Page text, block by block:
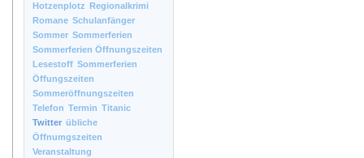
Hotzenplotz Regionalkrimi
Romane Schulanfänger
Sommer Sommerferien
Sommerferien Öffnungszeiten
Lesestoff Sommerferien
Öffungszeiten
Sommeröffnungszeiten
Telefon Termin Titanic
Twitter übliche
Öffnumgszeiten
Veranstaltung